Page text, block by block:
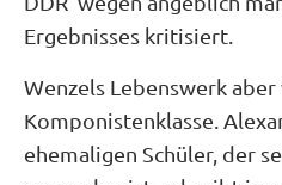
Ergebnisses kritisiert.
Wenzels Lebenswerk
Komponistenklasse.
ehemaligen Schüler, der